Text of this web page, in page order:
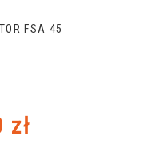
FSA 45
zł